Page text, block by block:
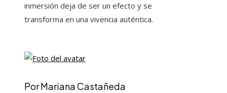
inmersión deja de ser un efecto y se
transforma en una vivencia auténtica.
Por Mariana Castañeda